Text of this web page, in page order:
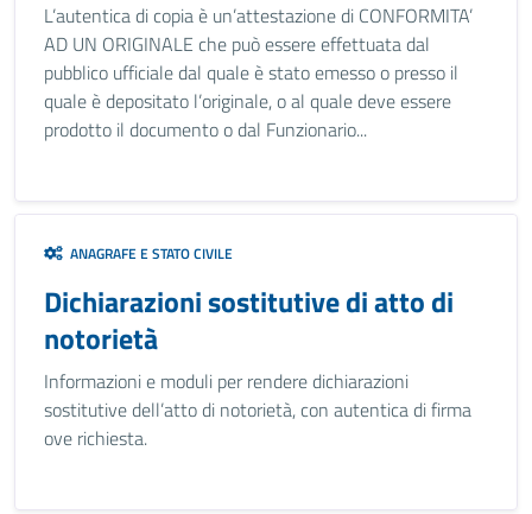
L’autentica di copia è un’attestazione di CONFORMITA’
AD UN ORIGINALE che può essere effettuata dal
pubblico ufficiale dal quale è stato emesso o presso il
quale è depositato l’originale, o al quale deve essere
prodotto il documento o dal Funzionario...
ANAGRAFE E STATO CIVILE
Dichiarazioni sostitutive di atto di
notorietà
Informazioni e moduli per rendere dichiarazioni
sostitutive dell’atto di notorietà, con autentica di firma
ove richiesta.